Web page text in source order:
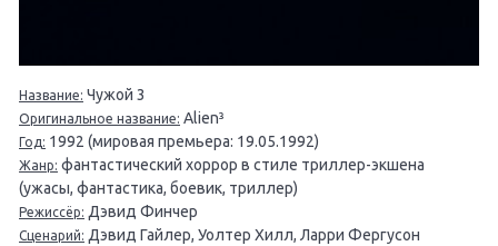
Название: Чужой 3
Оригинальное название: Alien³
Год: 1992 (мировая премьера: 19.05.1992)
Жанр: фантастический хоррор в стиле триллер-экшена
(ужасы, фантастика, боевик, триллер)
Режиссёр: Дэвид Финчер
Сценарий: Дэвид Гайлер, Уолтер Хилл, Ларри Фергусон